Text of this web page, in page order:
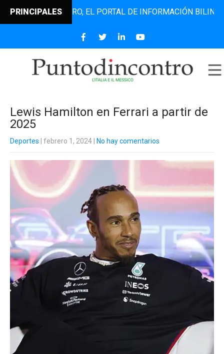
PRINCIPALES EL PORTAL DE INFORMACIÓN BILINGÜE
Lewis Hamilton en Ferrari a partir de
2025
Deportes | febrero 1, 2024 No hay comentarios